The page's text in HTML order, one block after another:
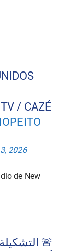
/ CAZÉ
2026
de New
🚨